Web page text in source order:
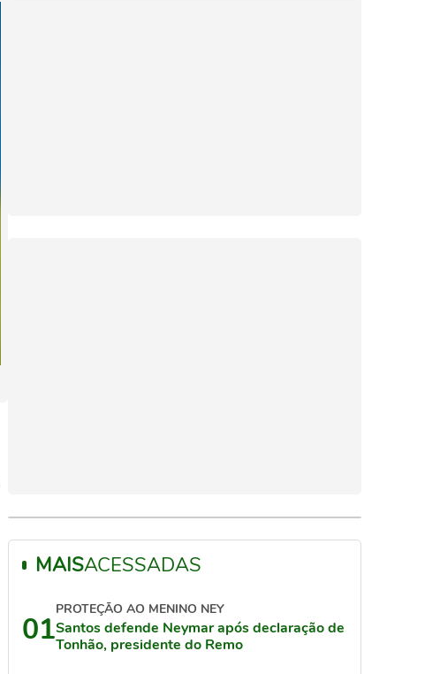
MAISACESSADAS
01
PROTEÇÃO AO MENINO NEY
Santos defende Neymar após declaração de
Tonhão, presidente do Remo